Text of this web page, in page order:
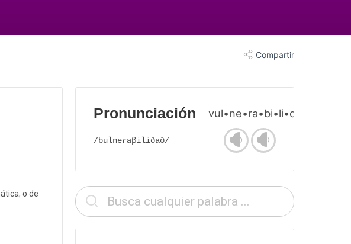
Compartir
o de
Pronunciación vul•ne•ra•bi•li•dad
/bulneɾaβiliðað/